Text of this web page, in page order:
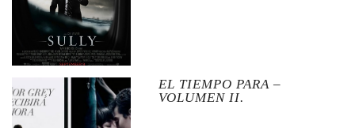
EL TIEMPO PARA –
VOLUMEN II.